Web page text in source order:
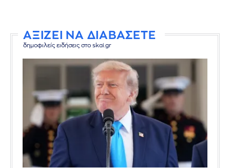
ΑΞΙΖΕΙ ΝΑ ΔΙΑΒΑΣΕΤΕ
δημοφιλείς ειδήσεις στο skai.gr